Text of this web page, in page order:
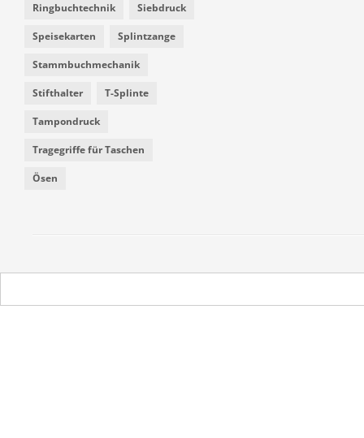
Ringbuchtechnik Siebdruck
Speisekarten Splintzange
Stammbuchmechanik
Stifthalter T-Splinte
Tampondruck
Tragegriffe für Taschen
Ösen